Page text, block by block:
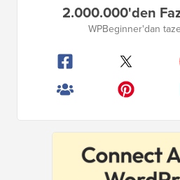
2.000.000'den
WPBeginner'dan